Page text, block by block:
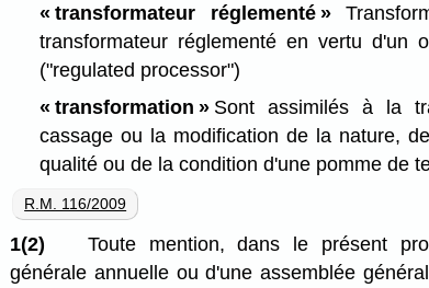
« transformateur réglementé »
transformateur réglementé en vertu d'un
("regulated processor")
« transformation »Sont assimilés à la
cassage ou la modification de la nature,
qualité ou de la condition d'une pomme de
R.M. 116/2009
1(2)
Toute mention, dans le présent
générale annuelle ou d'une assemblée